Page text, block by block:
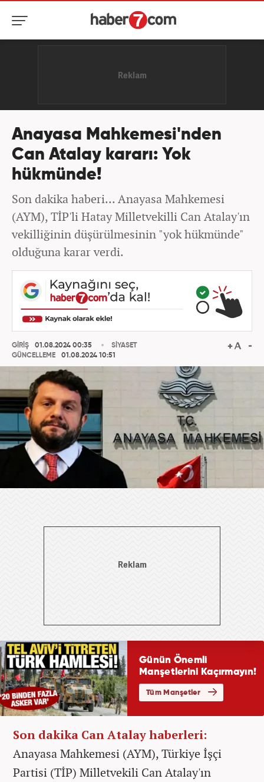
Anayasa Mahkemesi'nden
Can Atalay kararı: Yok
hükmünde!
Son dakika haberi... Anayasa Mahkemesi
(AYM), TİP'li Hatay Milletvekilli Can Atalay'ın
vekilliğinin düşürülmesinin "yok hükmünde"
olduğuna karar verdi.
GİRİŞ
01.08.2024 00:35
GÜNCELLEME
01.08.2024 10:51
SİYASET
Son dakika Can Atalay haberleri:
Anayasa Mahkemesi (AYM), Türkiye İşçi
Partisi (TİP) Milletvekili Can Atalay'ın